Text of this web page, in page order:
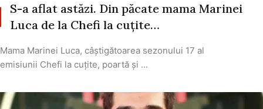
S-a aflat astăzi. Din păcate mama Marinei
Luca de la Chefi la cuțite…
Mama Marinei Luca, câștigătoarea sezonului 17 al
emisiunii Chefi la cuțite, poartă și ...